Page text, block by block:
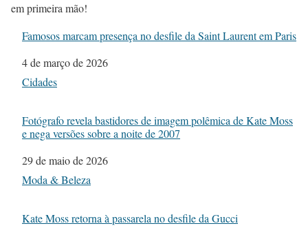
em primeira mão!
Famosos marcam presença no desfile da Saint Laurent em Paris
Data
4 de março de 2026
Em relação a
Cidades
Fotógrafo revela bastidores de imagem polêmica de Kate Moss
e nega versões sobre a noite de 2007
Data
29 de maio de 2026
Em relação a
Moda & Beleza
Kate Moss retorna à passarela no desfile da Gucci